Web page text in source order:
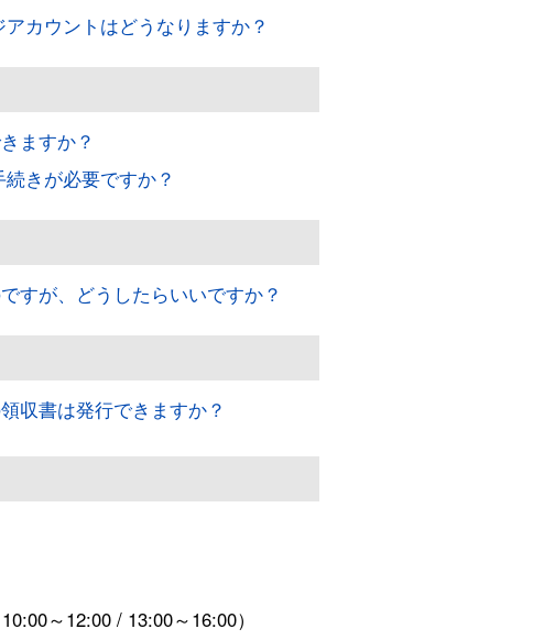
カウントはどうなりますか？
ますか？
きが必要ですか？
すが、どうしたらいいですか？
収書は発行できますか？
～12:00 / 13:00～16:00）